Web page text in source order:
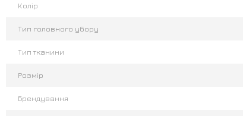
Колір
Тип головного убору
Тип тканини
Розмір
Брендування